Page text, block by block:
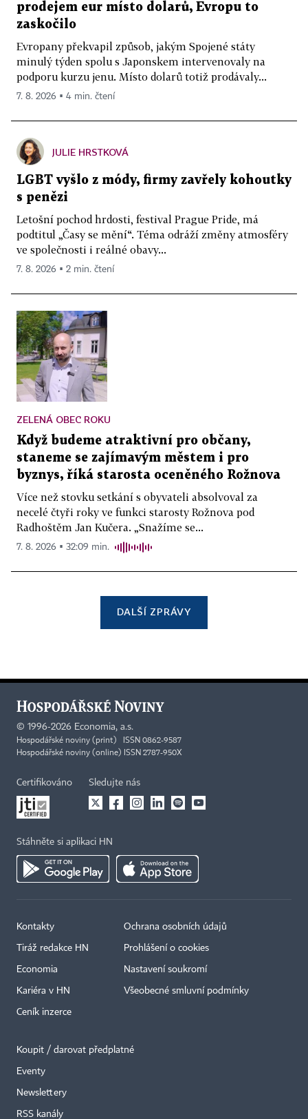
prodejem eur místo dolarů, Evropu to
zaskočilo
Evropany překvapil způsob, jakým Spojené státy
minulý týden spolu s Japonskem intervenovaly na
podporu kurzu jenu. Místo dolarů totiž prodávaly...
7. 8. 2026 ▪ 4 min. čtení
JULIE HRSTKOVÁ
LGBT vyšlo z módy, firmy zavřely kohoutky
s penězi
Letošní pochod hrdosti, festival Prague Pride, má
podtitul „Časy se mění“. Téma odráží změny atmosféry
ve společnosti i reálné obavy...
7. 8. 2026 ▪ 2 min. čtení
ZELENÁ OBEC ROKU
Když budeme atraktivní pro občany,
staneme se zajímavým městem i pro
byznys, říká starosta oceněného Rožnova
Více než stovku setkání s obyvateli absolvoval za
necelé čtyři roky ve funkci starosty Rožnova pod
Radhoštěm Jan Kučera. „Snažíme se...
7. 8. 2026 ▪ 32:09 min.
DALŠÍ ZPRÁVY
© 1996-2026 Economia, a.s.
Hospodářské noviny (print) ISSN 0862-9587
Hospodářské noviny (online) ISSN 2787-950X
Certifikováno Sledujte nás
Stáhněte si aplikaci HN
Kontakty
Tiráž redakce HN
Economia
Kariéra v HN
Ceník inzerce
Ochrana osobních údajů
Prohlášení o cookies
Nastavení soukromí
Všeobecné smluvní podmínky
Koupit / darovat předplatné
Eventy
Newslettery
RSS kanály